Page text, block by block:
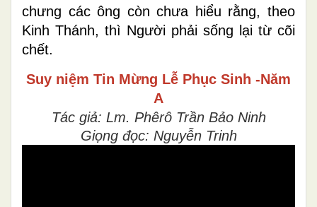
chưng các ông còn chưa hiểu rằng, theo
Kinh Thánh, thì Người phải sống lại từ cõi
chết.
Suy niệm Tin Mừng Lễ Phục Sinh -Năm
A
Tác giả: Lm. Phêrô Trần Bảo Ninh
Giọng đọc: Nguyễn Trinh